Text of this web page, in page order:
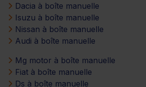
Dacia à boîte manuelle
Isuzu à boîte manuelle
Nissan à boîte manuelle
Audi à boîte manuelle
Mg motor à boîte manuelle
Fiat à boîte manuelle
Ds à boîte manuelle